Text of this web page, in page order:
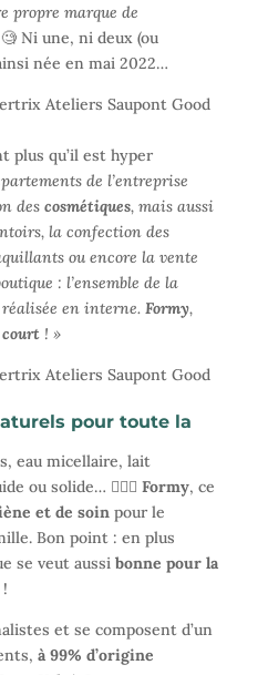
propre marque de
Ni une, ni deux (ou
née en mai 2022…
plus qu’il est hyper
de l’entreprise
des cosmétiques, mais aussi
la confection des
ou encore la vente
: l’ensemble de la
en interne. Formy,
! »
pour toute la
eau micellaire, lait
ou solide… 🧖🏻‍♀️ Formy, ce
et de soinpour le
Bon point : en plus
se veut aussi bonne pour la
!
et se composent d’un
à 99% d’origine